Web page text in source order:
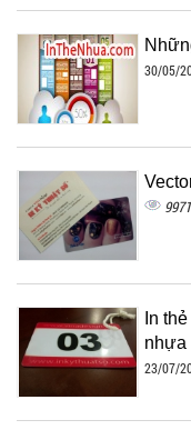
30/05/
9971
In
nhựa
23/07/